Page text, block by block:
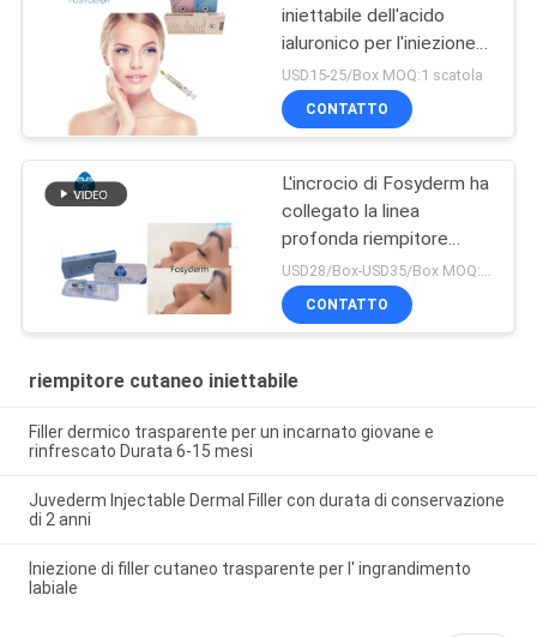
iniettabile dell'acido
ialuronico per l'iniezione
antinvecchiamento
USD15-25/Box MOQ:1 scatola
CONTATTO
L'incrocio di Fosyderm ha
collegato la linea
profonda riempitore
cutaneo del riempitore
2ml per Nose Up
USD28/Box-USD35/Box MOQ:1 SCATOLA
CONTATTO
riempitore cutaneo iniettabile
Filler dermico trasparente per un incarnato giovane e
rinfrescato Durata 6-15 mesi
Juvederm Injectable Dermal Filler con durata di conservazione
di 2 anni
Iniezione di filler cutaneo trasparente per l' ingrandimento
labiale